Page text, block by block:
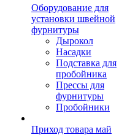
Оборудование для
установки швейной
фурнитуры
Дырокол
Насадки
Подставка для
пробойника
Прессы для
фурнитуры
Пробойники
Приход товара май